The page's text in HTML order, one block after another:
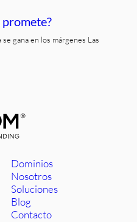
promete?
gana en los márgenes Las
Dominios
Nosotros
Soluciones
Blog
Contacto